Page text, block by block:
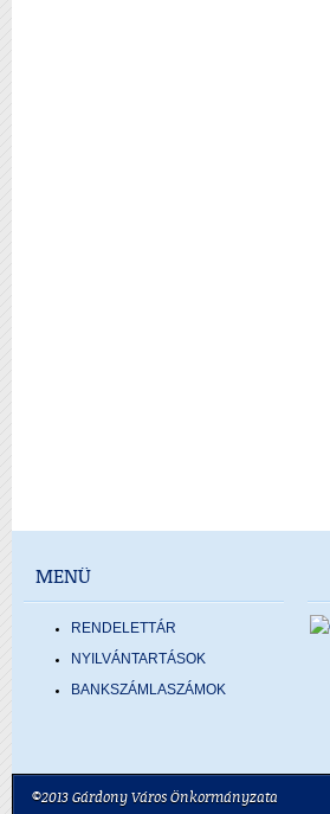
MENÜ
RENDELETTÁR
NYILVÁNTARTÁSOK
BANKSZÁMLASZÁMOK
©2013 Gárdony Város Önkormányzata